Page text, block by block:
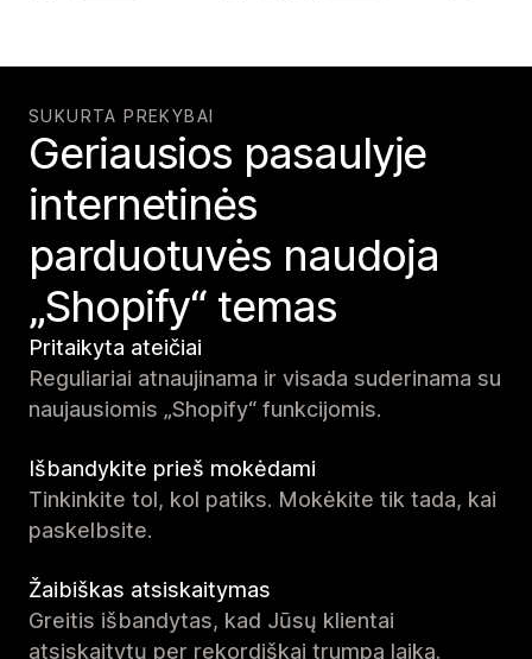
SUKURTA PREKYBAI
Geriausios pasaulyje
internetinės
parduotuvės naudoja
„Shopify“ temas
Pritaikyta ateičiai
Reguliariai atnaujinama ir visada suderinama su
naujausiomis „Shopify“ funkcijomis.
Išbandykite prieš mokėdami
Tinkinkite tol, kol patiks. Mokėkite tik tada, kai
paskelbsite.
Žaibiškas atsiskaitymas
Greitis išbandytas, kad Jūsų klientai
atsiskaitytų per rekordiškai trumpą laiką.